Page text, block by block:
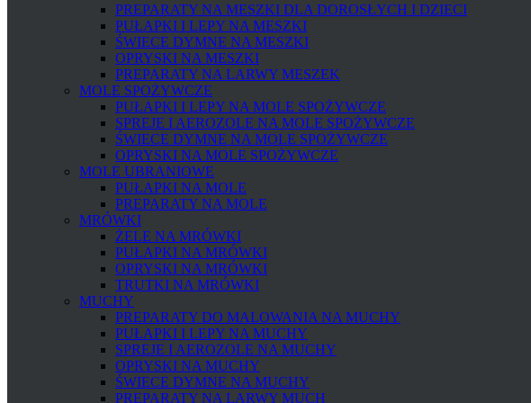
PREPARATY NA MESZKI DLA DOROSŁYCH I DZIECI
PUŁAPKI I LEPY NA MESZKI
ŚWIECE DYMNE NA MESZKI
OPRYSKI NA MESZKI
PREPARATY NA LARWY MESZEK
MOLE SPOŻYWCZE
PUŁAPKI I LEPY NA MOLE SPOŻYWCZE
SPREJE I AEROZOLE NA MOLE SPOŻYWCZE
ŚWIECE DYMNE NA MOLE SPOŻYWCZE
OPRYSKI NA MOLE SPOŻYWCZE
MOLE UBRANIOWE
PUŁAPKI NA MOLE
PREPARATY NA MOLE
MRÓWKI
ŻELE NA MRÓWKI
PUŁAPKI NA MRÓWKI
OPRYSKI NA MRÓWKI
TRUTKI NA MRÓWKI
MUCHY
PREPARATY DO MALOWANIA NA MUCHY
PUŁAPKI I LEPY NA MUCHY
SPREJE I AEROZOLE NA MUCHY
OPRYSKI NA MUCHY
ŚWIECE DYMNE NA MUCHY
PREPARATY NA LARWY MUCH